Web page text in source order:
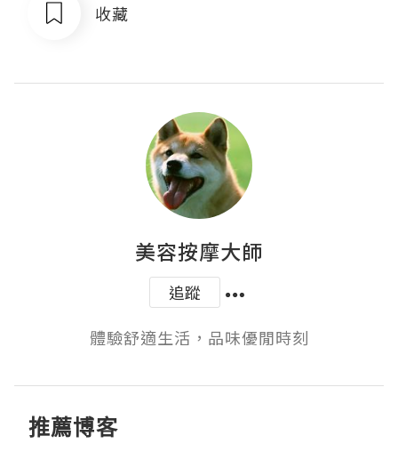
收藏
美容按摩大師
追蹤
體驗舒適生活，品味優閒時刻
推薦博客